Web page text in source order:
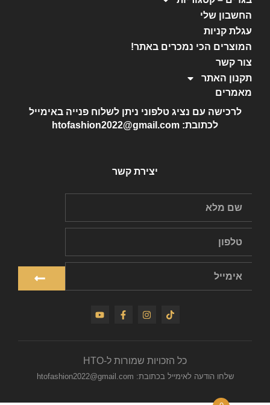
החשבון שלי
עגלת קניות
המוצרים הכי נמכרים באתר!
צור קשר
תקנון האתר
מאמרים
לרכישה עם נציג טלפוני ניתן לשלוח פנייה באימייל
לכתובת: htofashion2022@gmail.com
יצירת קשר
כל הזכויות שמורות ל-HTO
שלחו הודעה לאימייל בכתובת: htofashion2022@gmail.com